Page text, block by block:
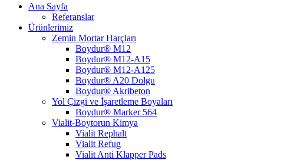
Ana Sayfa
Referanslar
Ürünlerimiz
Zemin Mortar Harçları
Boydur® M12
Boydur® M12-A15
Boydur® M12-A125
Boydur® A20 Dolgu
Boydur® Akribeton
Yol Çizgi ve İşaretleme Boyaları
Boydur® Marker 564
Vialit-Boytorun Kimya
Vialit Rephalt
Vialit Refug
Vialit Anti Klapper Pads